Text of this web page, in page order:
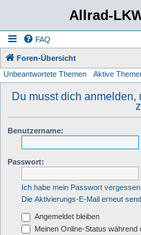
Allrad-
FAQ
Foren-Übersicht
Unbeantwortete Themen Aktive
Du musst dich
Benutzername:
Passwort:
Ich habe mein Passwort vergessen
Die Aktivierungs-E-Mail erneut
Angemeldet bleiben
Meinen Online-Status